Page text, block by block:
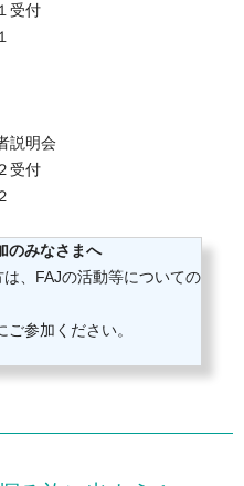
受付
説明会
受付
のみなさまへ
、FAJの活動等についての
ご参加ください。